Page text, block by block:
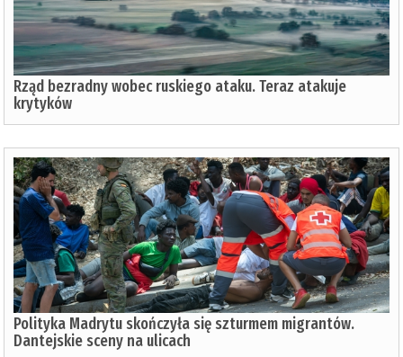
Rząd bezradny wobec ruskiego ataku. Teraz atakuje
krytyków
Polityka Madrytu skończyła się szturmem migrantów.
Dantejskie sceny na ulicach